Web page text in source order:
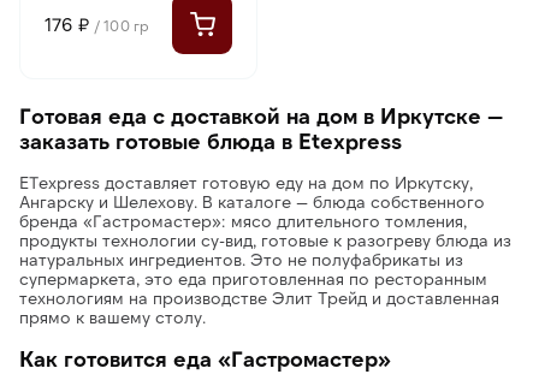
176 ₽ / 100 гр
Готовая еда с доставкой на дом в Иркутске —
заказать готовые блюда в Etexpress
ETexpress доставляет готовую еду на дом по Иркутску,
Ангарску и Шелехову. В каталоге — блюда собственного
бренда «Гастромастер»: мясо длительного томления,
продукты технологии су-вид, готовые к разогреву блюда из
натуральных ингредиентов. Это не полуфабрикаты из
супермаркета, это еда приготовленная по ресторанным
технологиям на производстве Элит Трейд и доставленная
прямо к вашему столу.
Как готовится еда «Гастромастер»